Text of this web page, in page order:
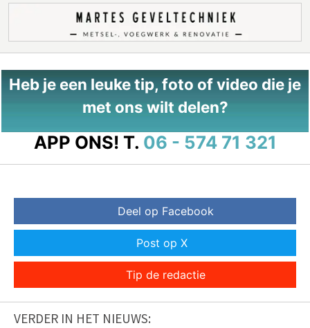
Heb je een leuke tip, foto of video die je
met ons wilt delen?
APP ONS! T. 06 - 574 71 321
Deel op Facebook
Post op X
Tip de redactie
VERDER IN HET NIEUWS: